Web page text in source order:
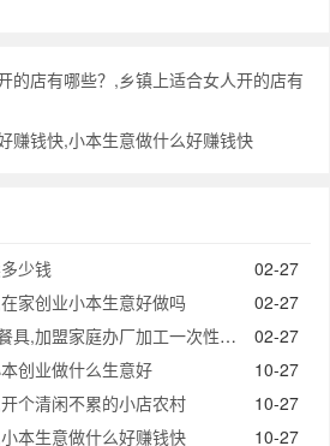
的店有哪些？,乡镇上适合女人开的店有
赚钱快,小本生意做什么好赚钱快
02-27
少钱
02-27
家创业小本生意好做吗
02-27
,加盟家庭办厂加工一次性餐具
10-27
创业做什么生意好
10-27
个清闲不累的小店农村
10-27
本生意做什么好赚钱快